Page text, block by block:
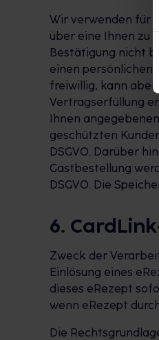
Wir verwenden für
über eine Ihnen zu
Bestätigung nicht
einen
freiwillig, kann aber
Vertragserfüllung
Ihnen
geschützten
DSGVO. Darüber
Gastbestellung
DSGVO. Die
6.
Zweck der
Einlösung eines
dieses eRezept
wenn eRezept
Die